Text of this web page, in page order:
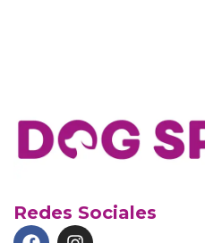
Redes Sociales